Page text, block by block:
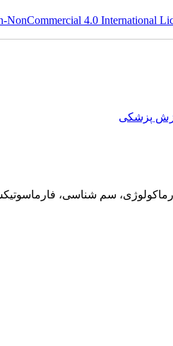
NonCommercial 4.0 International
پزشکی
سم شناسی،